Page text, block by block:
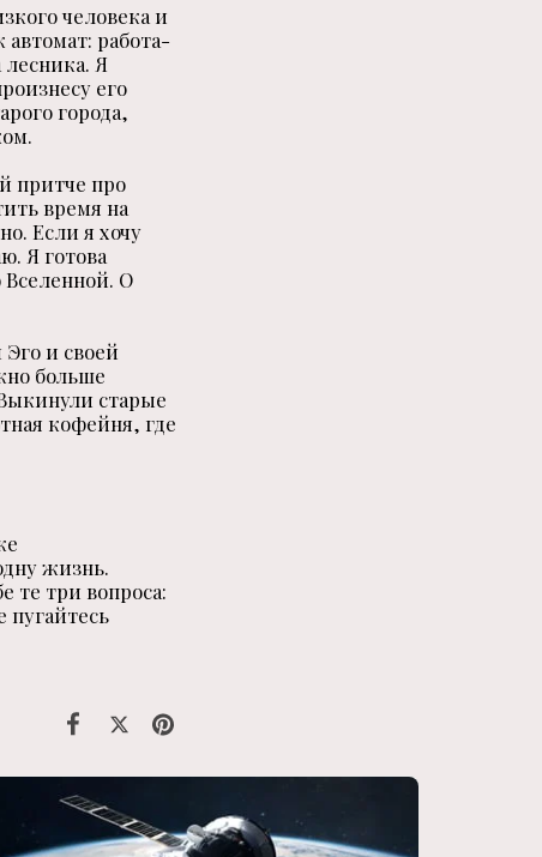
человека и
работа-
Я
его
города,
притче про
время на
Если я хочу
Я готова
Вселенной. О
и своей
больше
старые
кофейня, где
жизнь.
те три вопроса:
пугайтесь